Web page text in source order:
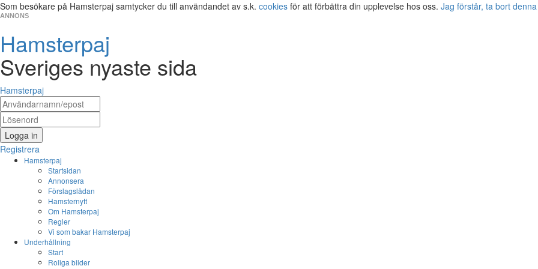
Som besökare på Hamsterpaj samtycker du till användandet av s.k. cookies för att förbättra din upplevelse hos oss. Jag förstår, ta bort
ANNONS
Hamsterpaj
Sveriges nyaste sida
Hamsterpaj
Logga in
Registrera
Hamsterpaj
Startsidan
Annonsera
Förslagslådan
Hamsternytt
Om Hamsterpaj
Regler
Vi som bakar Hamsterpaj
Underhållning
Start
Roliga bilder